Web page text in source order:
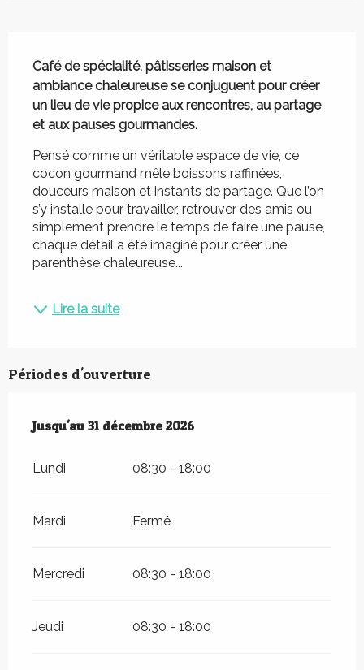
Café de spécialité, pâtisseries maison et
ambiance chaleureuse se conjuguent pour créer
un lieu de vie propice aux rencontres, au partage
et aux pauses gourmandes.
Pensé comme un véritable espace de vie, ce
cocon gourmand mêle boissons raffinées,
douceurs maison et instants de partage. Que l’on
s’y installe pour travailler, retrouver des amis ou
simplement prendre le temps de faire une pause,
chaque détail a été imaginé pour créer une
parenthèse chaleureuse...
Lire la suite
Périodes d'ouverture
Du22 juin 2026au31 décembre 2026
Jusqu'au 31 décembre 2026
Lundi 08:30 - 18:00
Mardi Fermé
Mercredi 08:30 - 18:00
Jeudi 08:30 - 18:00